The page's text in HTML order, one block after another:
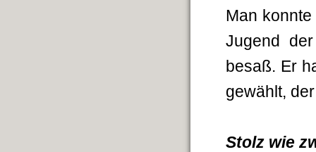
Man
Jugend
besaß. Er
gewählt,
Stolz wie